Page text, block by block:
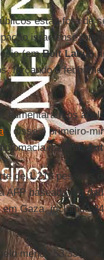
estão fora de
israelense
(emBeit Lahia),
forçando o
aumentaram os
", disse o primeiro-
italiana,
de 1.218 pessoas
AFP baseada em
Gaza, incluindo
menos 53.339